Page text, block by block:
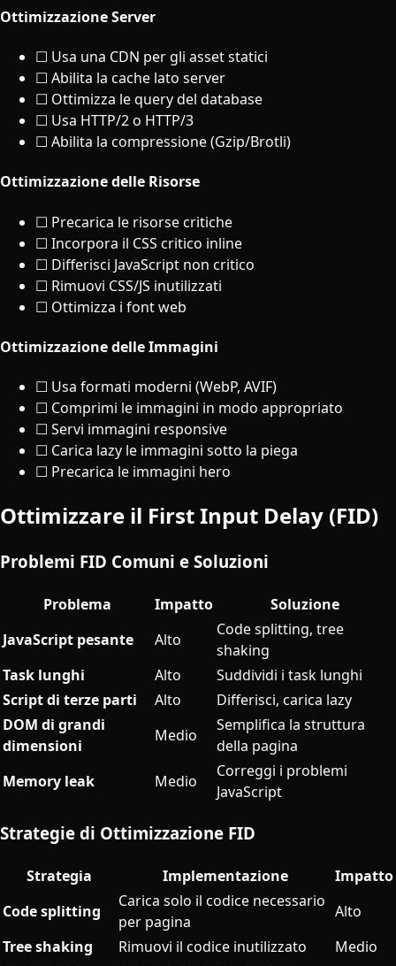
Ottimizzazione Server
☐ Usa una CDN per gli asset statici
☐ Abilita la cache lato server
☐ Ottimizza le query del database
☐ Usa HTTP/2 o HTTP/3
☐ Abilita la compressione (Gzip/Brotli)
Ottimizzazione delle Risorse
☐ Precarica le risorse critiche
☐ Incorpora il CSS critico inline
☐ Differisci JavaScript non critico
☐ Rimuovi CSS/JS inutilizzati
☐ Ottimizza i font web
Ottimizzazione delle Immagini
☐ Usa formati moderni (WebP, AVIF)
☐ Comprimi le immagini in modo appropriato
☐ Servi immagini responsive
☐ Carica lazy le immagini sotto la piega
☐ Precarica le immagini hero
Ottimizzare il First Input Delay (FID)
Problemi FID Comuni e Soluzioni
Problema Impatto
Soluzione
JavaScript pesante
Alto
Code splitting, tree
shaking
Task lunghi
Alto
Suddividi i task lunghi
Script di terze parti
Alto
Differisci, carica lazy
DOM di grandi
dimensioni
Medio
Semplifica la struttura
della pagina
Memory leak
Medio
Correggi i problemi
JavaScript
Strategie di Ottimizzazione FID
Strategia Implementazione
Impatto
Code splitting
Carica solo il codice necessario
per pagina
Alto
Tree shaking
Rimuovi il codice inutilizzato
Medio